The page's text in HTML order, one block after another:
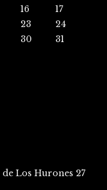
16
17
23
24
30 31
Los Hurones 27